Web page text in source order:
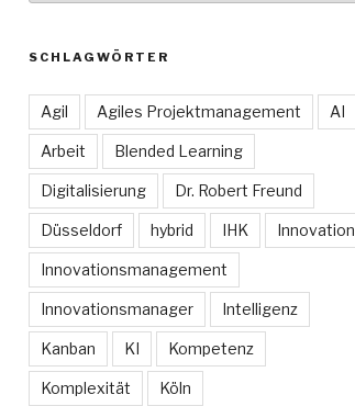
SCHLAGWÖRTER
Agil Agiles Projektmanagement AI
Arbeit Blended Learning
Digitalisierung Dr. Robert Freund
Düsseldorf hybrid IHK Innovation
Innovationsmanagement
Innovationsmanager Intelligenz
Kanban KI Kompetenz
Komplexität Köln